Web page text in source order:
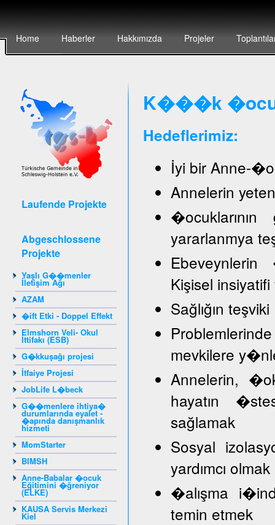
Home Haberler Hakkımızda Projeler
Laufende Projekte
Abgeschlossene
Projekte
Yaşlı G��menler
İletişim Ağı
AZAM
�ift Etki - Doppel Effekt
Elmshorn Veli- Okul
İttifakı (ESB)
G�kkuşağı projesi
İtfaiye Projesi
JobLife L�beck
G��menlere ihtiya�
durumlarında eyalet -
�apında danışmanlık
hizmeti
MomStarter
BIMSH
Anne-Babalar �ocuk
Eğitimini �ğreniyor
(ELKE)
KAUSA Servis Merkezi
Kiel
K���k
Hedeflerimiz:
İyi bir Anne-
Annelerin
yararlanmya
Kişisel
Sağlığın teşviki
mevkilere
Annelerin,
hayatın
sağlamak
Sosyal
yardımcı olmak
�alışma
temin etmek